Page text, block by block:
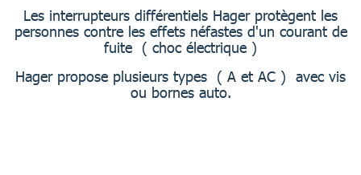
Les interrupteurs différentiels Hager protègent les
personnes contre les effets néfastes d'un courant de
fuite ( choc électrique )
Hager propose plusieurs types ( A et AC ) avec vis
ou bornes auto.